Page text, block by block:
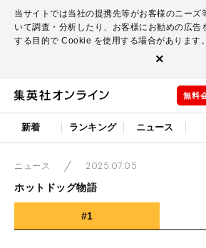
当サイトでは当社の提携先等がお客様のニーズ
いて調査・分析したり、お客様にお勧めの広告
する目的で Cookie を使用する場合があります。
×
無料
新着 ランキング ニュース
ニュース
2025.07.05
ホットドッグ物語
#1